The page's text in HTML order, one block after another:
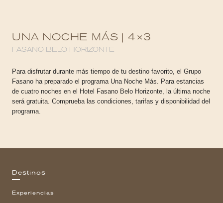
UNA NOCHE MÁS | 4×3
FASANO BELO HORIZONTE
Para disfrutar durante más tiempo de tu destino favorito, el Grupo
Fasano ha preparado el programa Una Noche Más. Para estancias
de cuatro noches en el Hotel Fasano Belo Horizonte, la última noche
será gratuita. Comprueba las condiciones, tarifas y disponibilidad del
programa.
Destinos
Experiencias